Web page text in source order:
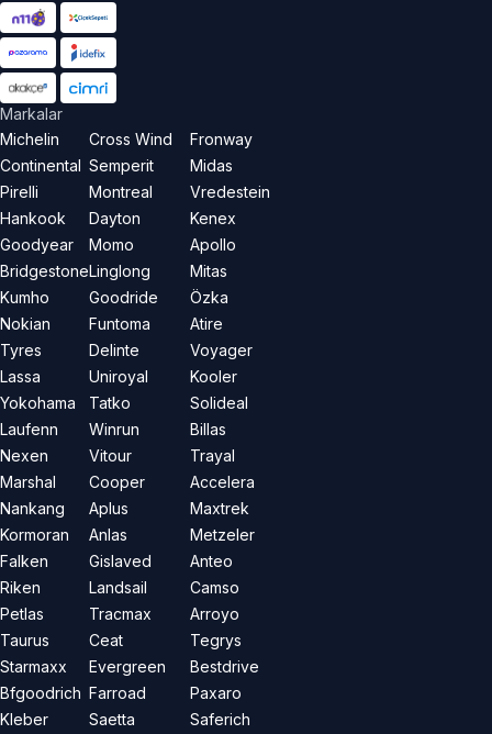
Markalar
Michelin
Continental
Pirelli
Hankook
Goodyear
Bridgestone
Kumho
Nokian
Tyres
Lassa
Yokohama
Laufenn
Nexen
Marshal
Nankang
Kormoran
Falken
Riken
Petlas
Taurus
Starmaxx
Bfgoodrich
Kleber
Cross Wind
Semperit
Montreal
Dayton
Momo
Linglong
Goodride
Funtoma
Delinte
Uniroyal
Tatko
Winrun
Vitour
Cooper
Aplus
Anlas
Gislaved
Landsail
Tracmax
Ceat
Evergreen
Farroad
Saetta
Fronway
Midas
Vredestein
Kenex
Apollo
Mitas
Özka
Atire
Voyager
Kooler
Solideal
Billas
Trayal
Accelera
Maxtrek
Metzeler
Anteo
Camso
Arroyo
Tegrys
Bestdrive
Paxaro
Saferich